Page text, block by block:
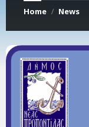
Home / News